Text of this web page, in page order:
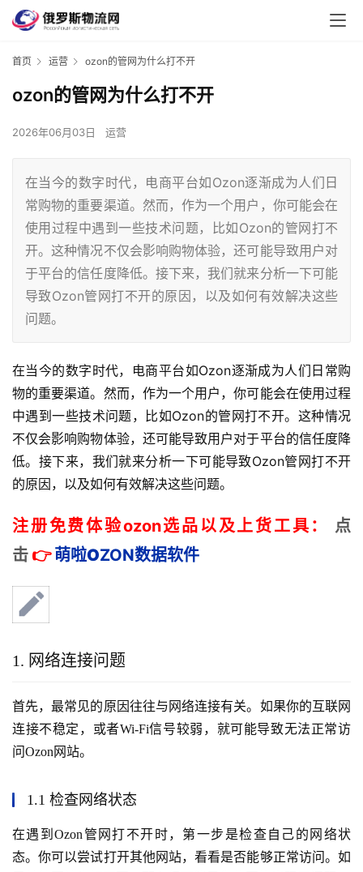
首页 运营 ozon的管网为什么打不开
ozon的管网为什么打不开
2026年06月03日 运营
在当今的数字时代，电商平台如Ozon逐渐成为人们日
常购物的重要渠道。然而，作为一个用户，你可能会在
使用过程中遇到一些技术问题，比如Ozon的管网打不
开。这种情况不仅会影响购物体验，还可能导致用户对
于平台的信任度降低。接下来，我们就来分析一下可能
导致Ozon管网打不开的原因，以及如何有效解决这些
问题。
在当今的数字时代，电商平台如Ozon逐渐成为人们日常购
物的重要渠道。然而，作为一个用户，你可能会在使用过程
中遇到一些技术问题，比如Ozon的管网打不开。这种情况
不仅会影响购物体验，还可能导致用户对于平台的信任度降
低。接下来，我们就来分析一下可能导致Ozon管网打不开
的原因，以及如何有效解决这些问题。
注册免费体验ozon选品以及上货工具：
点
击 👉 萌啦OZON数据软件
1. 网络连接问题
首先，最常见的原因往往与网络连接有关。如果你的互联网
连接不稳定，或者Wi-Fi信号较弱，就可能导致无法正常访
问Ozon网站。
1.1 检查网络状态
在遇到Ozon管网打不开时，第一步是检查自己的网络状
态。你可以尝试打开其他网站，看看是否能够正常访问。如